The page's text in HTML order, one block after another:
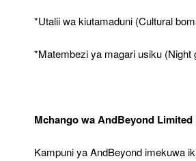
*Utalii wa kiutamaduni (Cultural
*Matembezi ya magari usiku (Night
Mchango wa AndBeyond Limited
Kampuni ya AndBeyond imekuwa